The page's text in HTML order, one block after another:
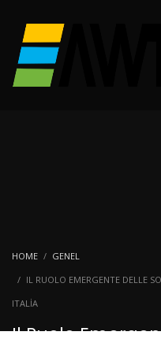
HOME
GENEL
IL RUOLO EMERGENTE DELLE
ITALIA
Il Ruolo